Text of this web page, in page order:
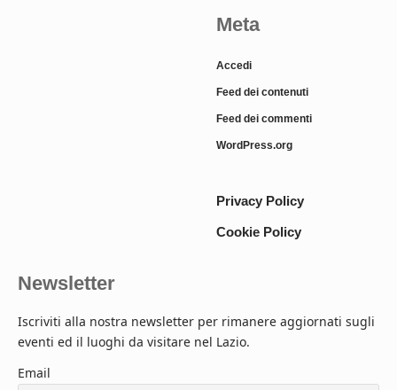
Meta
Accedi
Feed dei contenuti
Feed dei commenti
WordPress.org
Privacy Policy
Cookie Policy
Newsletter
Iscriviti alla nostra newsletter per rimanere aggiornati sugli
eventi ed il luoghi da visitare nel Lazio.
Email